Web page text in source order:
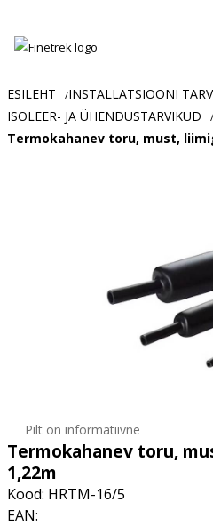
Usaldusväärne
ja
pood
ESILEHT /INSTALLATSIOONI
ISOLEER- JA ÜHENDUSTARVIKUD /
Termokahanev toru, must,
Pilt on informatiivne
Termokahanev toru,
1,22m
Kood: HRTM-16/5
EAN: